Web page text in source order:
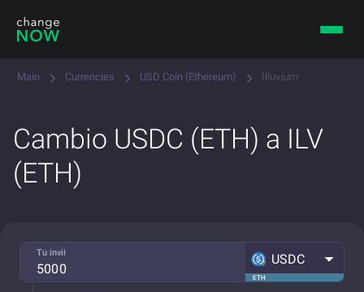
Main Currencies USD Coin (Ethereum) Illuvium
Cambio USDC (ETH) a ILV
(ETH)
Tu invii
ETH
USDC